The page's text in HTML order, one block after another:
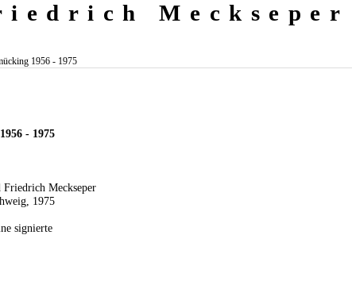
Meckseper
1956 - 1975
- 1975
Meckseper
1975
signierte